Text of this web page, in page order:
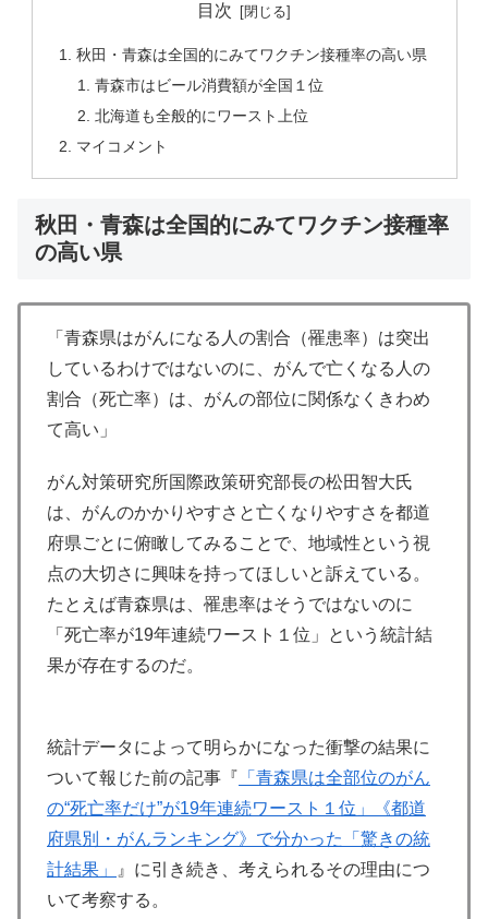
目次
秋田・青森は全国的にみてワクチン接種率の高い県
青森市はビール消費額が全国１位
北海道も全般的にワースト上位
マイコメント
秋田・青森は全国的にみてワクチン接種率
の高い県
「青森県はがんになる人の割合（罹患率）は突出
しているわけではないのに、がんで亡くなる人の
割合（死亡率）は、がんの部位に関係なくきわめ
て高い」
がん対策研究所国際政策研究部長の松田智大氏
は、がんのかかりやすさと亡くなりやすさを都道
府県ごとに俯瞰してみることで、地域性という視
点の大切さに興味を持ってほしいと訴えている。
たとえば青森県は、罹患率はそうではないのに
「死亡率が19年連続ワースト１位」という統計結
果が存在するのだ。
統計データによって明らかになった衝撃の結果に
ついて報じた前の記事『 「青森県は全部位のがん
の“死亡率だけ”が19年連続ワースト１位」《都道
府県別・がんランキング》で分かった「驚きの統
計結果」
』に引き続き、考えられるその理由につ
いて考察する。